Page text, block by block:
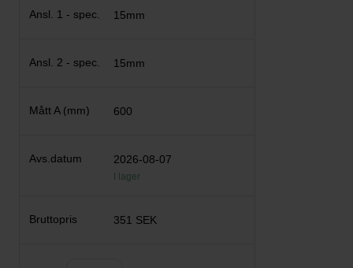
15mm
15mm
600
2026-08-07
I lager
351 SEK